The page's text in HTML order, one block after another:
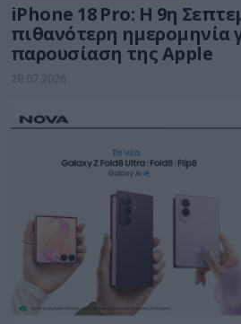
iPhone 18 Pro: H 9η
πιθανότερη ημερομηνία
παρουσίαση της Apple
28.07.2026